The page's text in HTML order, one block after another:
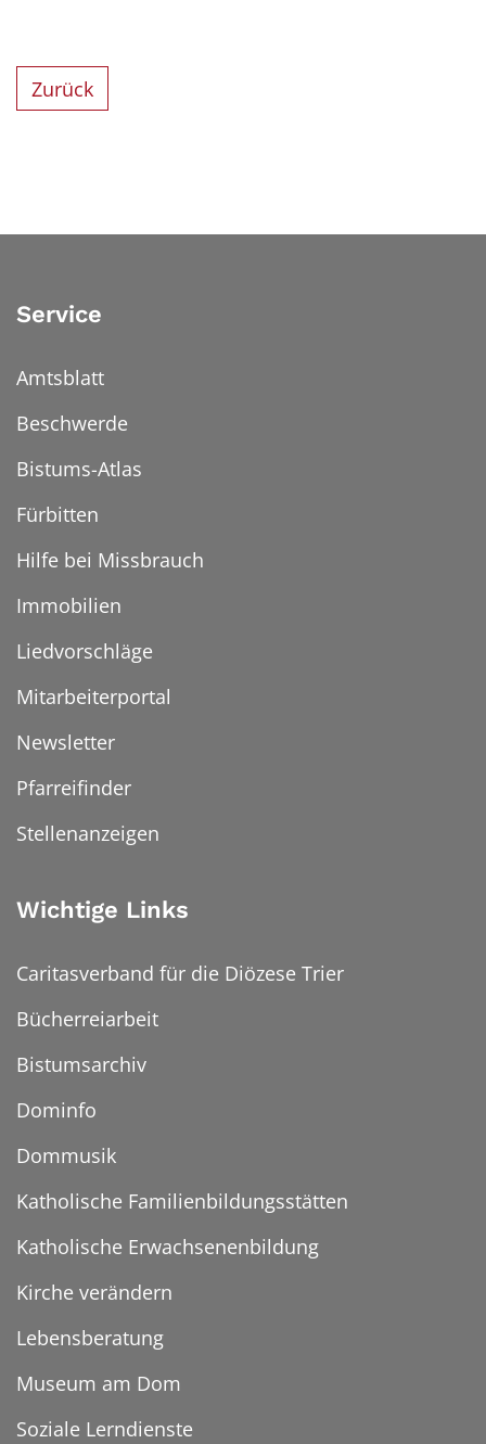
Zurück
Service
Amtsblatt
Beschwerde
Bistums-Atlas
Fürbitten
Hilfe bei Missbrauch
Immobilien
Liedvorschläge
Mitarbeiterportal
Newsletter
Pfarreifinder
Stellenanzeigen
Wichtige Links
Caritasverband für die Diözese Trier
Bücherreiarbeit
Bistumsarchiv
Dominfo
Dommusik
Katholische Familienbildungsstätten
Katholische Erwachsenenbildung
Kirche verändern
Lebensberatung
Museum am Dom
Soziale Lerndienste